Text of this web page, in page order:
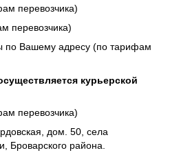
перевозчика)
перевозчика)
по Вашему адресу (по тарифам
курьерской
перевозчика)
дом. 50, села
Броварского района.